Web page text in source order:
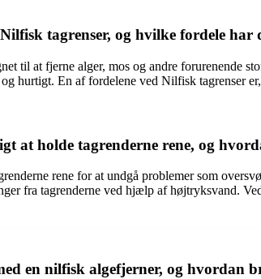
tagrenser, og hvilke fordele har
til at fjerne alger, mos og andre forurenende
hurtigt. En af fordelene ved Nilfisk tagrenser
at holde tagrenderne rene, og
rene for at undgå problemer som
fra tagrenderne ved hjælp af højtryksvand.
en nilfisk algefjerner, og hvordan